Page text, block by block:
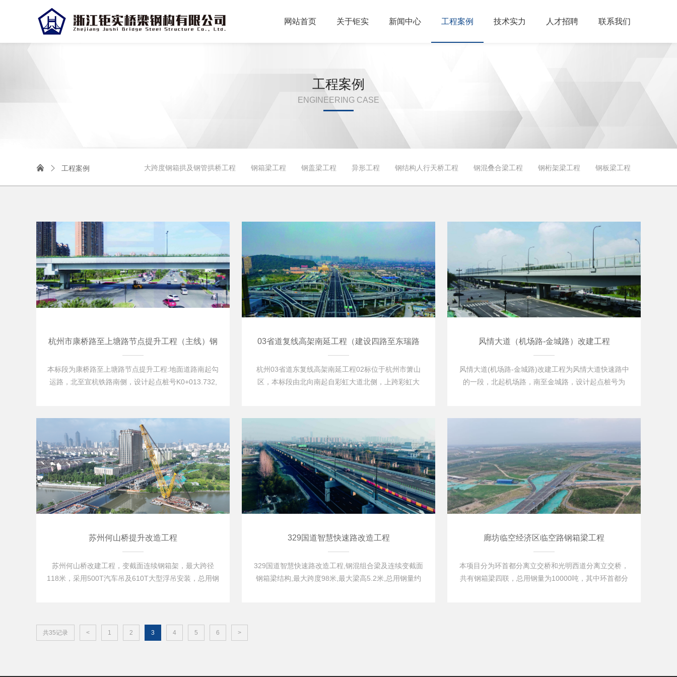
网站首页 关于钜实 新闻中心 工程案例 技术实力 人才招聘 联系我们
工程案例
ENGINEERING CASE
  工程案例 大跨度钢箱拱及钢管拱桥工程 钢箱梁工程 钢盖梁工程 异形工程 钢结构人行天桥工程 钢混叠合梁工程 钢桁架梁工程 钢板梁工程
杭州市康桥路至上塘路节点提升工程（主线）钢
箱梁工程
本标段为康桥路至上塘路节点提升工程:地面道路南起勾
运路，北至宣杭铁路南侧，设计起点桩号K0+013.732,
K1+998.25,高架全线长1.58KM。 其中钢箱梁部分为
6000吨，最大跨度60米…
03省道复线高架南延工程（建设四路至东瑞路
段）02标
杭州03省道东复线高架南延工程02标位于杭州市箫山
区，本标段由北向南起自彩虹大道北侧，上跨彩虹大
K2+593.3,终点桩号为K4+800 (高架桥设计终点为
K4+639.901) , 路线全长2.2067KM.主…
风情大道（机场路-金城路）改建工程
风情大道(机场路-金城路)改建工程为风情大道快速路中
的一段，北起机场路，南至金城路，设计起点桩号为
式采用现浇砼连续整体箱梁和钢箱梁两种，钢箱梁位于
苏州何山桥提升改造工程
苏州何山桥改建工程，变截面连续钢箱架，最大跨径
118米，采用500T汽车吊及610T大型浮吊安装，总用钢
329国道智慧快速路改造工程
329国道智慧快速路改造工程,钢混组合梁及连续变截面
钢箱梁结构,最大跨度98米,最大梁高5.2米,总用钢量约
廊坊临空经济区临空路钢箱梁工程
本项目分为环首都分离立交桥和光明西道分离立交桥，
共有钢箱梁四联，总用钢量为10000吨，其中环首都分
共35记录 < 1 2 3 4 5 6 >